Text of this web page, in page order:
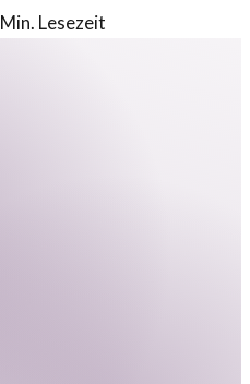
Min. Lesezeit